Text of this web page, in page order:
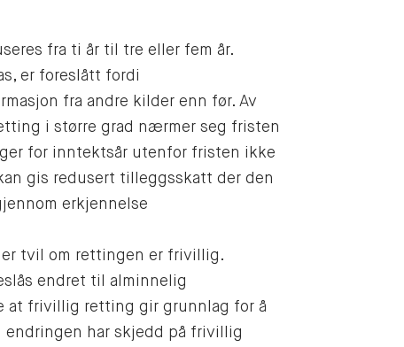
fra ti år til tre eller fem år.
er foreslått fordi
fra andre kilder enn før. Av
i større grad nærmer seg fristen
for inntektsår utenfor fristen ikke
gis redusert tilleggsskatt der den
erkjennelse
tvil om rettingen er frivillig.
endret til alminnelig
at frivillig retting gir grunnlag for å
har skjedd på frivillig